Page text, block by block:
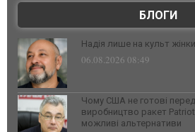
БЛОГИ
Надія лише на культ жінки
06.08.2026 08:49
Чому США не готові
виробництво ракет
можливі альтернативи